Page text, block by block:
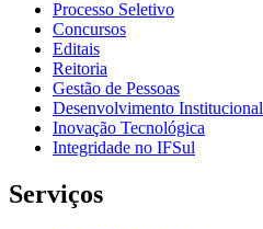
Processo Seletivo
Concursos
Editais
Reitoria
Gestão de Pessoas
Desenvolvimento Institucional
Inovação Tecnológica
Integridade no IFSul
Serviços